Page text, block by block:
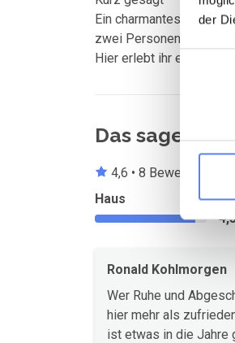
der
Ein charmantes und
zwei Personen, die
Hier erlebt ihr echte
Das sagen
4,6 • 8 Bewertungen
Haus
Ronald Kohlmorgen
Wer Ruhe und
hier mehr als
ist etwas in die Jahre